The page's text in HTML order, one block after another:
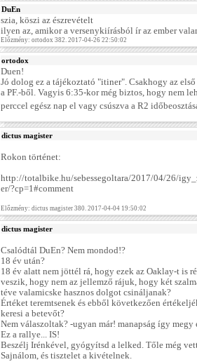
DuEn
szia, köszi az észrevételt
ilyen az, amikor a versenykiírásból ír az ember
Előzmény: ortodox 382. 2017-04-26 22:50:02
ortodox
Duen!
Jó dolog ez a tájékoztató "itiner". Csakhogy az
a PF.-ből. Vagyis 6:35-kor még biztos, hogy nem
perccel egész nap el vagy csúszva a R2
dictus magister
Rokon történet:
http://totalbike.hu/sebessegoltara/2017/04/26/
er/?cp=1#comment
Előzmény: dictus magister 380. 2017-04-04 19:50:02
dictus magister
Csalódtál DuEn? Nem mondod!?
18 év után?
18 év alatt nem jöttél rá, hogy ezek az Oaklay-t is
veszik, hogy nem az jellemző rájuk, hogy két
téve valamicske hasznos dolgot csináljanak?
Értéket teremtsenek és ebből következően
keresi a betevőt?
Nem válaszoltak? -ugyan már! manapság így
Ez a rallye... IS!
Beszélj Irénkével, gyógyítsd a lelked. Tőle még
Sajnálom, és tisztelet a kivételnek.